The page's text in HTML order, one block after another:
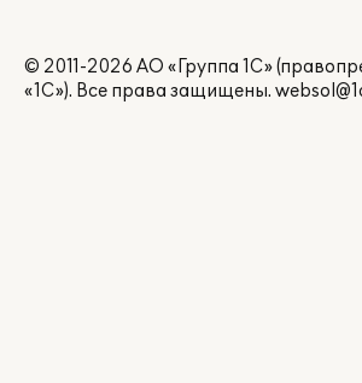
© 2011-2026 АО «Группа 1С»
«1С»). Все права защищены.